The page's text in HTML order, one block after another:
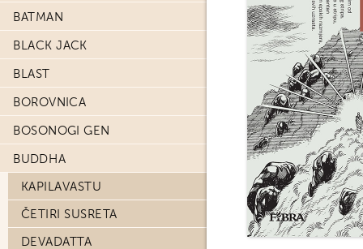
BATMAN
BLACK JACK
BLAST
BOROVNICA
BOSONOGI GEN
BUDDHA
KAPILAVASTU
ČETIRI SUSRETA
DEVADATTA